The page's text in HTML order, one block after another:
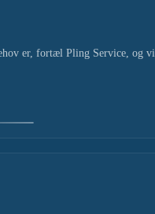
er, fortæl Pling Service, og